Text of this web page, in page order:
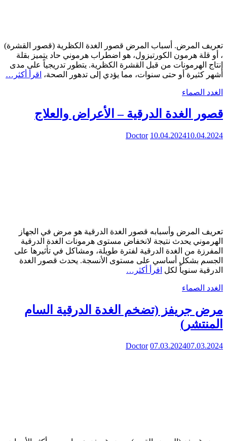
تعريف المرض. أسباب المرض قصور الغدة الكظرية (قصور القشرة)
، أو قلة هرمون الكورتيزول، هو اضطراب هرموني حاد يتميز بقلة
إنتاج الهرمونات من قبل القشرة الكظرية. يتطور تدريجياً على مدى
أشهر كثيرة أو حتى سنوات، مما يؤدي إلى تدهور الصحة، اقرأ أكثر…
الغدد الصماء
قصور الغدة الدرقية – الأعراض والعلاج
10.04.202410.04.2024
Doctor
تعريف المرض وأسبابه قصور الغدة الدرقية هو مرض في الجهاز
الهرموني يحدث نتيجة لانخفاض مستوى هرمونات الغدة الدرقية
المفرزة من الغدة الدرقية لفترة طويلة، ومشاكل في تأثيرها على
الجسم بشكل أساسي على مستوى الأنسجة. يحدث قصور الغدة
الدرقية سنوياً لكل اقرأ أكثر…
الغدد الصماء
مرض جريفز (تضخم الغدة الدرقية السام
المنتشر)
07.03.202407.03.2024
Doctor